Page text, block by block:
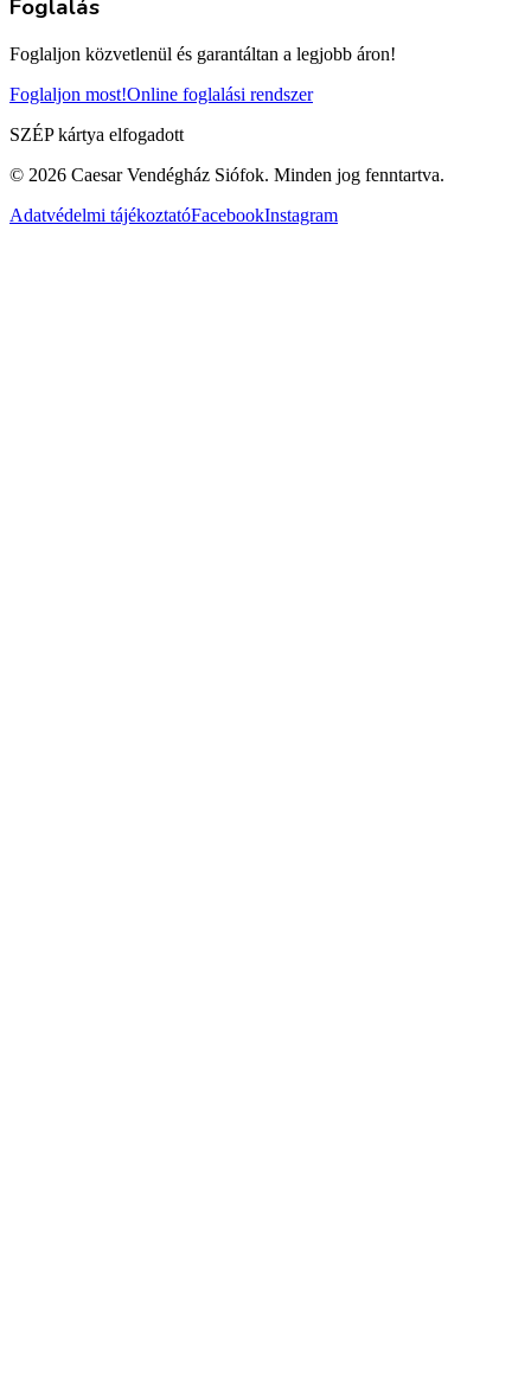
Foglalás
Foglaljon közvetlenül és garantáltan a legjobb áron!
Foglaljon most!Online foglalási rendszer
SZÉP kártya elfogadott
© 2026 Caesar Vendégház Siófok. Minden jog fenntartva.
Adatvédelmi tájékoztatóFacebookInstagram